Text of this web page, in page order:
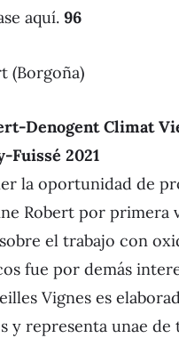
aquí. 96
(Borgoña)
Denogent Climat
Fuissé 2021
la oportunidad de
Robert por primera
el trabajo con
fue por demás
Vignes es
y representa unae de